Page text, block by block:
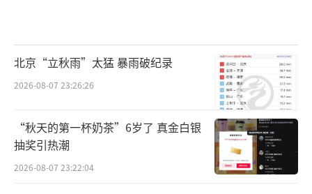
北京“立秋雨”太猛 暴雨破纪录
2026-08-07 23:26:26
“秋天的第一杯奶茶”6岁了 真金白银
抽奖引热潮
2026-08-07 23:22:04